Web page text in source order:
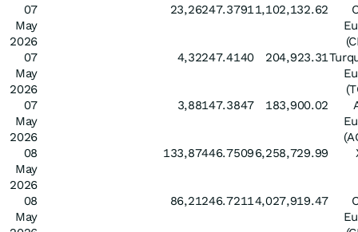
07
May
2026
23,26247.37911,102,132.62
07
May
2026
4,32247.4140 204,923.31
07
May
2026
3,88147.3847 183,900.02
08
May
2026
133,87446.75096,258,729.99
08
May
86,21246.72114,027,919.47